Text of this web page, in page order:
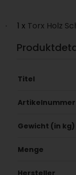
· 1 x Torx Holz
Titel
Artikelnummer
Gewicht (in kg)
Menge